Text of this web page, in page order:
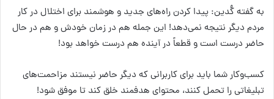
به گفته گُدین: پیدا کردن راه‌های جدید و هوشمند برای اختلال در کار
مردم دیگر نتیجه نمی‌دهد! این جمله هم در زمان خودش و هم در حال
حاضر درست است و قطعاً در آینده هم درست خواهد بود!
کسب‌وکار شما باید برای کاربرانی که دیگر حاضر نیستند مزاحمت‌های
تبلیغاتی را تحمل کنند، محتوای هدفمند خلق کند تا موفق شود!